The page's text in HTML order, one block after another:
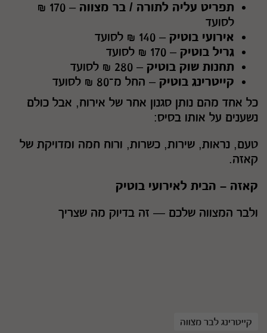
תפריט עליה לתורה / בר מצווה
– 170 ₪
לסועד
אירועי בוטיק – 140 ₪ לסועד
גריל בוטיק – 170 ₪ לסועד
תחנות שוק בוטיק – 280 ₪ לסועד
קייטרינג בוטיק – החל מ־80 ₪ לסועד
כל אחד מהם נותן סגנון אחר של אירוח, אבל כולם
נשענים על אותו בסיס:
טעם, נראות, שירות, כשרות, ורוח חמה ומדויקת של
קאזה.
קאזה – הבית לאירועי בוטיק
ולבר המצווה שלכם — זה בדיוק מה שצריך
קייטרינג לבר מצווה